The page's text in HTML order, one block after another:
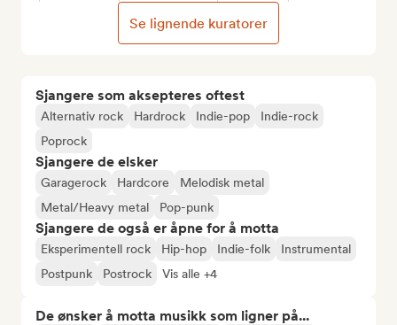
Sjangere som aksepteres oftest
Alternativ rock Hardrock Indie-pop
Indie-rock
Poprock
Sjangere de elsker
Garagerock Hardcore
Melodisk metal
Metal/Heavy metal
Pop-punk
Sjangere de også er åpne for å motta
Eksperimentell rock Hip-hop Indie-folk
Instrumental
Postpunk
Postrock Vis alle +4
De ønsker å motta musikk som ligner på...
Se lignende kuratorer